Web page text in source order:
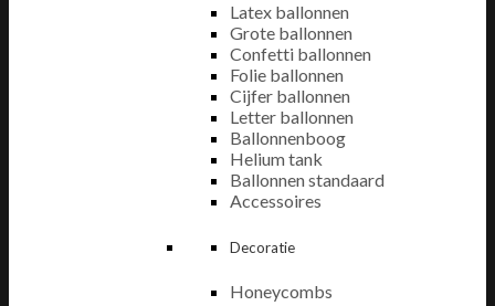
Latex ballonnen
Grote ballonnen
Confetti ballonnen
Folie ballonnen
Cijfer ballonnen
Letter ballonnen
Ballonnenboog
Helium tank
Ballonnen standaard
Accessoires
Decoratie
Honeycombs